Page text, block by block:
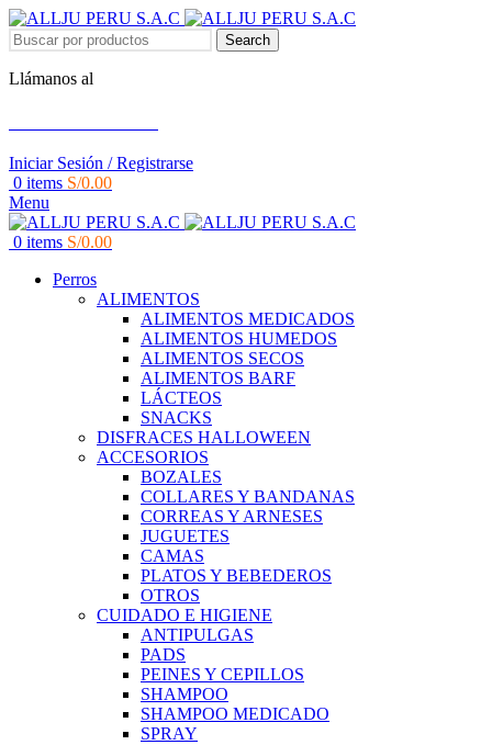
Search
Llámanos al
Iniciar Sesión / Registrarse
0 items S/0.00
Menu
0 items S/0.00
Perros
ALIMENTOS
ALIMENTOS MEDICADOS
ALIMENTOS HUMEDOS
ALIMENTOS SECOS
ALIMENTOS BARF
LÁCTEOS
SNACKS
DISFRACES HALLOWEEN
ACCESORIOS
BOZALES
COLLARES Y BANDANAS
CORREAS Y ARNESES
JUGUETES
CAMAS
PLATOS Y BEBEDEROS
OTROS
CUIDADO E HIGIENE
ANTIPULGAS
PADS
PEINES Y CEPILLOS
SHAMPOO
SHAMPOO MEDICADO
SPRAY